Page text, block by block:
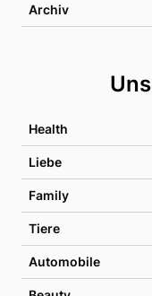
Archiv
Health
Liebe
Family
Tiere
Automobile